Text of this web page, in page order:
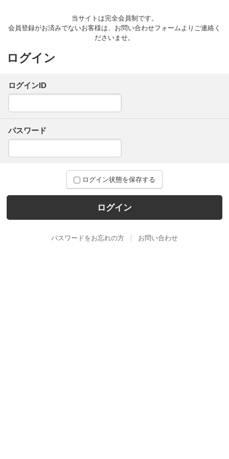
当サイトは完全会員制です。
会員登録がお済みでないお客様は、お問い合わせフォームよりご連絡く
ださいませ。
ログイン
ログインID
パスワード
ログイン状態を保存する
パスワードをお忘れの方 お問い合わせ